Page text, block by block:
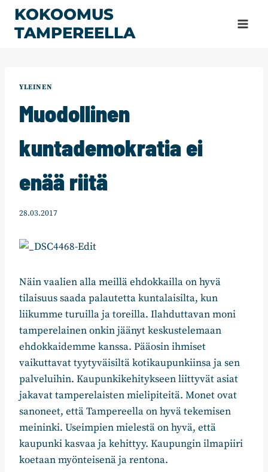
Siirry
sisältöön
KOKOOMUS
TAMPEREELLA
YLEINEN
Muodollinen
kuntademokratia ei
enää riitä
28.03.2017
Näin vaalien alla meillä ehdokkailla on hyvä
tilaisuus saada palautetta kuntalaisilta, kun
liikumme turuilla ja toreilla. Ilahduttavan moni
tamperelainen onkin jäänyt keskustelemaan
ehdokkaidemme kanssa. Pääosin ihmiset
vaikuttavat tyytyväisiltä kotikaupunkiinsa ja sen
palveluihin. Kaupunkikehitykseen liittyvät asiat
jakavat tamperelaisten mielipiteitä. Monet ovat
sanoneet, että Tampereella on hyvä tekemisen
meininki. Useimpien mielestä on hyvä, että
kaupunki kasvaa ja kehittyy. Kaupungin ilmapiiri
koetaan myönteisenä ja rentona.